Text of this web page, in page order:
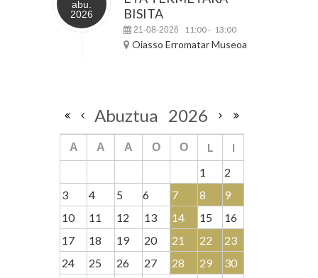
abu.
2026
BISITA
21-08-2026 11:00- 13:00
Oiasso Erromatar Museoa
Abuztua 2026
A A A O O L
I
1
2
3
4 5 6 7 8
9
10
11 12 13 14 15
16
17
18 19 20 21 22
23
24
25 26 27 28 29
30